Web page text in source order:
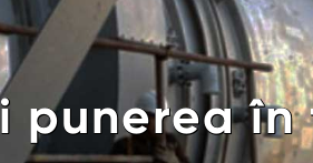
punerea